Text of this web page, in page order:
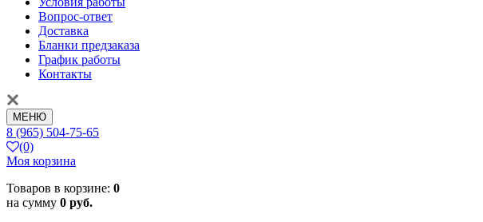
Вопрос-ответ
Доставка
Бланки предзаказа
График работы
Контакты
МЕНЮ
8 (965) 504-75-65
(0)
Моя корзина
Товаров в корзине: 0
на сумму 0 руб.